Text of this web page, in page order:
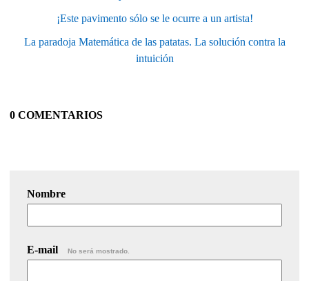
¡Este pavimento sólo se le ocurre a un artista!
La paradoja Matemática de las patatas. La solución contra la
intuición
0 COMENTARIOS
Nombre
E-mail No será mostrado.